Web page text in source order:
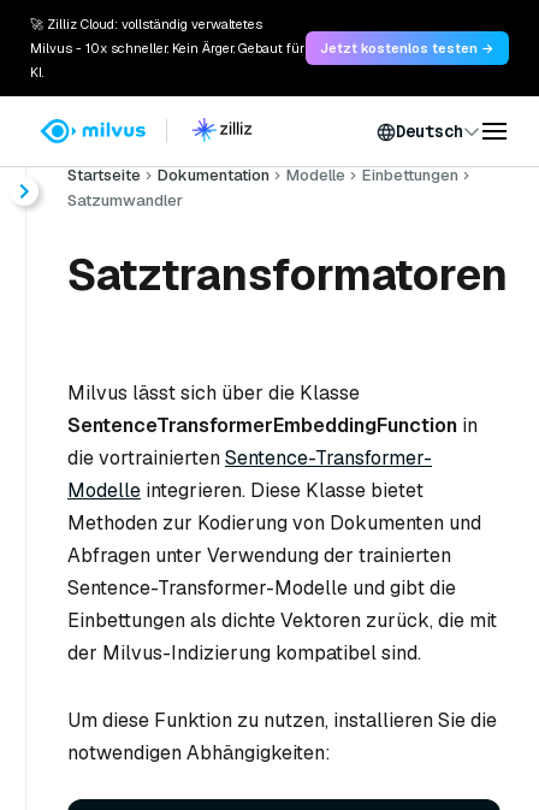
🚀 Zilliz Cloud: vollständig verwaltetes
Milvus - 10x schneller. Kein Ärger. Gebaut für
KI.
Jetzt kostenlos testen →
Deutsch
Startseite Dokumentation Modelle
Einbettungen
Satzumwandler
Satztransformatoren
Milvus lässt sich über die Klasse
SentenceTransformerEmbeddingFunction in
die vortrainiertenSentence-Transformer-
Modelle integrieren. Diese Klasse bietet
Methoden zur Kodierung von Dokumenten und
Abfragen unter Verwendung der trainierten
Sentence-Transformer-Modelle und gibt die
Einbettungen als dichte Vektoren zurück, die mit
der Milvus-Indizierung kompatibel sind.
Um diese Funktion zu nutzen, installieren Sie die
notwendigen Abhängigkeiten: